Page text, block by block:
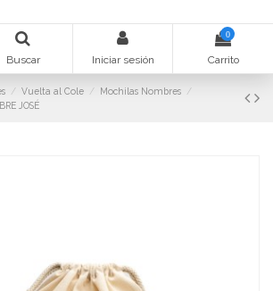
Buscar Iniciar sesión
0
Carrito
Vuelta al Cole
Mochilas Nombres
JOSÉ